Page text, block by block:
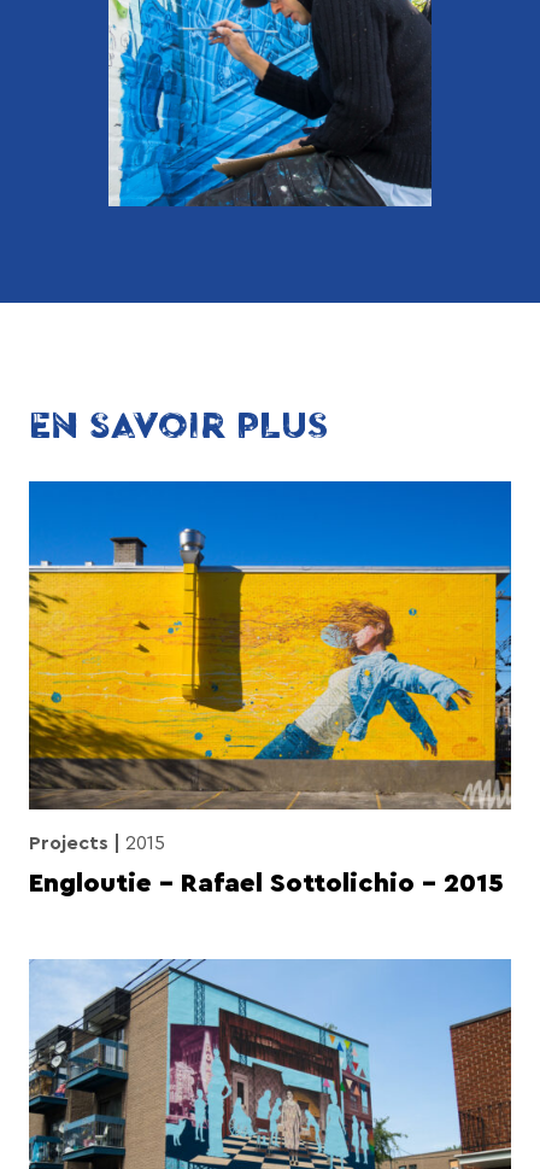
EN SAVOIR PLUS
Projects 2015
Engloutie – Rafael Sottolichio – 2015